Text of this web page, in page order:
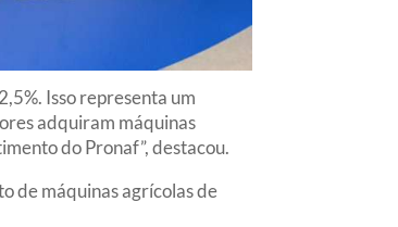
Isso representa um
adquiram máquinas
do Pronaf”, destacou.
de máquinas agrícolas de